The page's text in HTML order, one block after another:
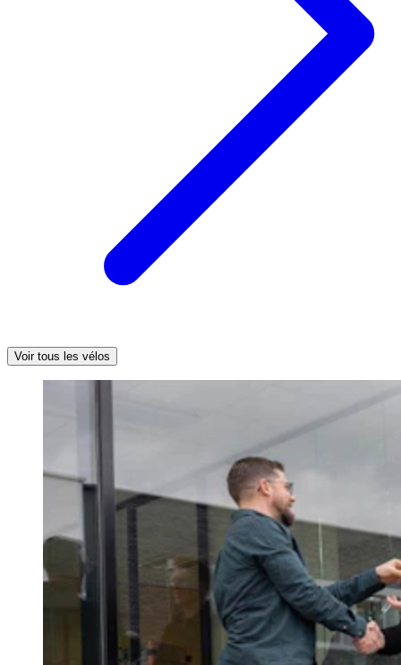
Voir tous les vélos